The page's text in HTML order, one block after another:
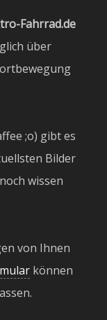
Fahrrad.de
über
;o) gibt es
Bilder
wissen
von Ihnen
können